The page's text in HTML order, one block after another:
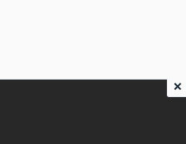
×